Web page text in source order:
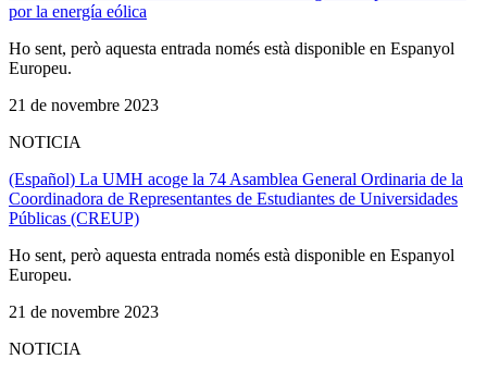
por la energía eólica
Ho sent, però aquesta entrada només està disponible en Espanyol
Europeu.
21 de novembre 2023
NOTICIA
(Español) La UMH acoge la 74 Asamblea General Ordinaria de la
Coordinadora de Representantes de Estudiantes de Universidades
Públicas (CREUP)
Ho sent, però aquesta entrada només està disponible en Espanyol
Europeu.
21 de novembre 2023
NOTICIA